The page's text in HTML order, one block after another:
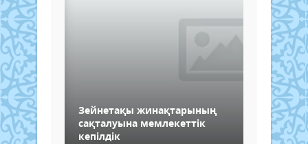
Зейнетақы жинақтарының
сақталуына мемлекеттік
кепілдік